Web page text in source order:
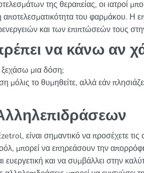
της θεραπείας, οι ιατροί
αποτελεσματικότητα του φαρμάκου. Η
και των επιπτώσεών τους
να κάνω αν
μια δόση;
μόλις το θυμηθείτε, αλλά εάν
είναι σημαντικό να προσέχετε
μπορεί να επηρεάσουν την
ευεργετική και να συμβάλλει στην